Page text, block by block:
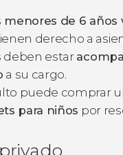
menores de 6 años
derecho a
deben estar
a su cargo.
puede comprar
para niños por